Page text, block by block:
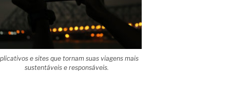
e sites que tornam suas viagens mais
sustentáveis e responsáveis.